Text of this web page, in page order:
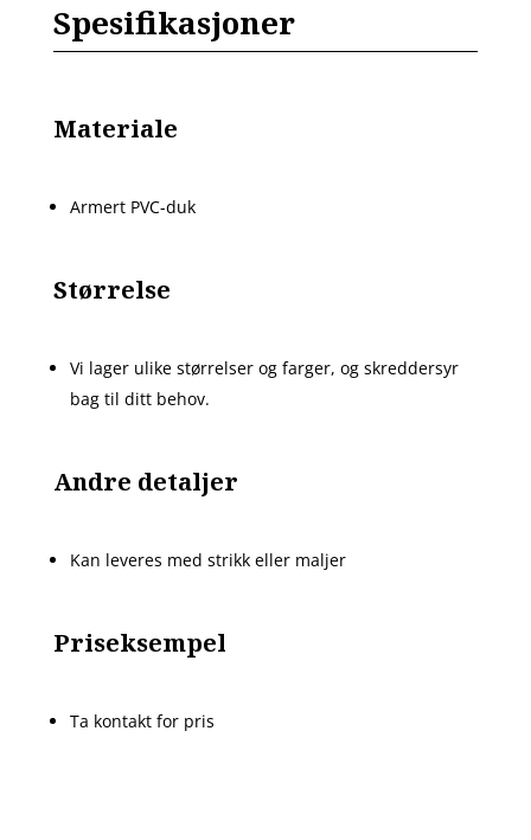
Spesifikasjoner
Materiale
Armert PVC-duk
Størrelse
Vi lager ulike størrelser og farger, og skreddersyr
bag til ditt behov.
Andre detaljer
Kan leveres med strikk eller maljer
Priseksempel
Ta kontakt for pris